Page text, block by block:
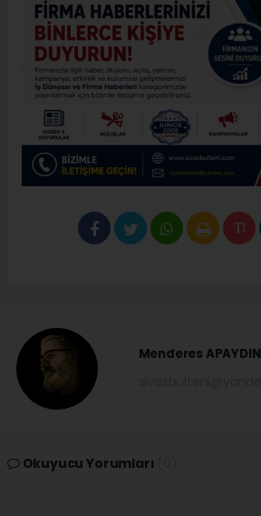
Menderes APAYDIN
Okuyucu Yorumları